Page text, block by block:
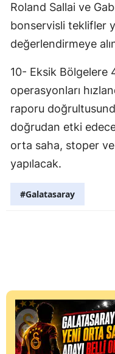
Roland Sallai ve
bonservisli teklifler
değerlendirmeye
10- Eksik Bölgelere
operasyonları
raporu
doğrudan etki
orta saha, stoper
yapılacak.
#Galatasaray